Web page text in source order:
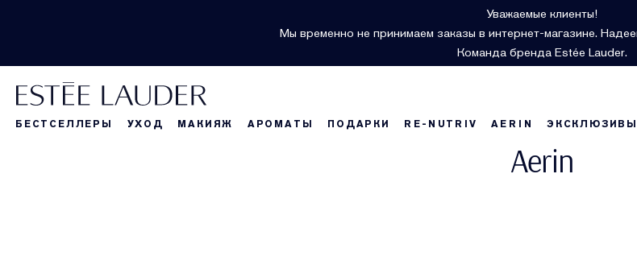
Уважаемые клиенты!
Мы временно не принимаем заказы в интернет-магазине.
Команда бренда Estée Lauder.
БЕСТСЕЛЛЕРЫ УХОД МАКИЯЖ АРОМАТЫ ПОДАРКИ RE-NUTRIV AERIN ЭКСКЛЮЗИВЫ
Aerin